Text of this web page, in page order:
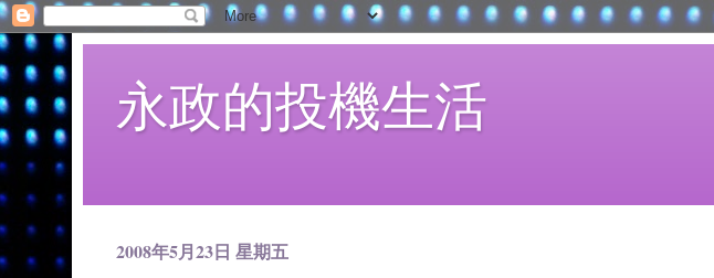
永政的投機生活
2008年5月23日 星期五